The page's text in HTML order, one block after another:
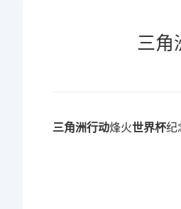
三角
三角洲行动烽火世界杯纪